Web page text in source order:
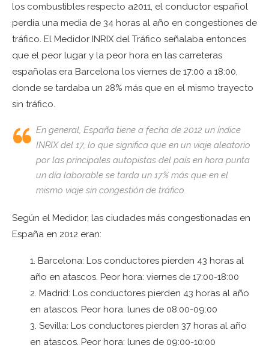
los combustibles respecto a2011, el conductor español
perdía una media de 34 horas al año en congestiones de
tráfico. El Medidor INRIX del Tráfico señalaba entonces
que el peor lugar y la peor hora en las carreteras
españolas era Barcelona los viernes de 17:00 a 18:00,
donde se tardaba un 28% más que en el mismo trayecto
sin tráfico.
En general, España tiene a fecha de 2012 un índice
INRIX del 17, lo que significa que en un viaje aleatorio
por las principales autopistas del país en hora punta
un día laborable se tarda un 17% más que en el
mismo viaje sin congestión de tráfico.
Según el Medidor, las ciudades más congestionadas en
España en 2012 eran:
1. Barcelona: Los conductores pierden 43 horas al
año en atascos. Peor hora: viernes de 17:00-18:00
2. Madrid: Los conductores pierden 43 horas al año
en atascos. Peor hora: lunes de 08:00-09:00
3. Sevilla: Los conductores pierden 37 horas al año
en atascos. Peor hora: lunes de 09:00-10:00